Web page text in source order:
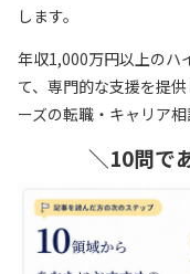
します。
年収1,000万円以上のハ
て、専門的な支援を提
ーズの転職・キャリア
＼10問で